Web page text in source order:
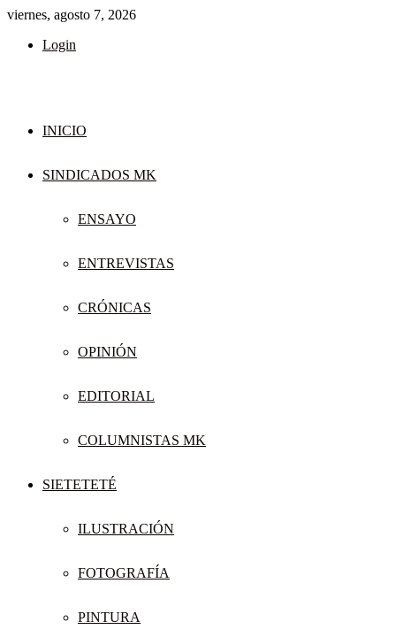
viernes, agosto 7, 2026
Login
INICIO
SINDICADOS MK
ENSAYO
ENTREVISTAS
CRÓNICAS
OPINIÓN
EDITORIAL
COLUMNISTAS MK
SIETETETÉ
ILUSTRACIÓN
FOTOGRAFÍA
PINTURA